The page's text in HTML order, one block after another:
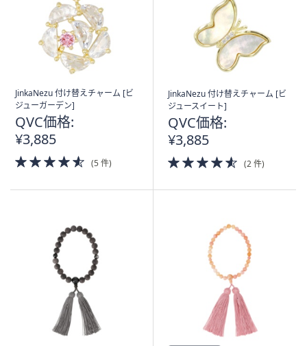
JinkaNezu 付け替えチャーム [ビ
ジューガーデン]
QVC価格:
¥3,885
4.5
of
(5 件)
JinkaNezu 付け替えチャーム [ビ
ジュースイート]
QVC価格:
¥3,885
4.5
of
(2 件)